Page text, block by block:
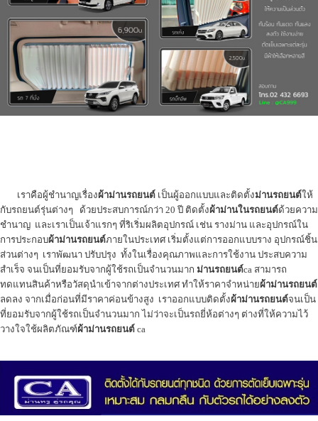
เราคือผู้ชำนาญเรื่องผ้าม่านรถยนต์ เป็นผู้ออกแบบและติดตั้งม่านรถยนต์ให้
กับรถยนต์รุ่นต่างๆ ด้วยประสบการณ์กว่า 20 ปี ติดตั้งผ้าม่านในรถยนต์ด้วยความ
ชำนาญ และเราเป็นเจ้าแรกๆ ที่ริเริ่มผลิตอุปกรณ์ เช่น รางม่าน และอุปกรณ์ใน
การประกอบผ้าม่านรถยนต์ภายในประเทศ เริ่มตั้งแต่การออกแบบราง อุปกรณ์ชิ้น
ส่วนต่างๆ เราพัฒนา ปรับปรุง ทั้งในเรื่องคุณภาพและการใช้งาน ประสบความ
สำเร็จ จนเป็นที่ยอมรับจากผู้ใช้รถเป็นจำนวนมาก ม่านรถยนต์ca สามารถ
ทดแทนสินค้าหรือวัสดุนำเข้าจากต่างประเทศ ทำให้ราคาจำหน่ายผ้าม่านรถยนต์
ลดลง จากเมื่อก่อนที่มีราคาค่อนข้างสูง เราออกแบบติดตั้งผ้าม่านรถยนต์จนเป็น
ที่ยอมรับจากผู้ใช้รถเป็นจำนวนมาก ไม่ว่าจะเป็นรถยี่ห้อต่างๆ ต่างที่ให้ความไว้
วางใจใช้ผลิตภัณฑ์ผ้าม่านรถยนต์ ca